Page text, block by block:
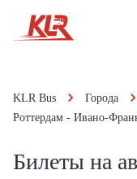
KLR Bus Города
Роттердам - Ивано-
Билеты на